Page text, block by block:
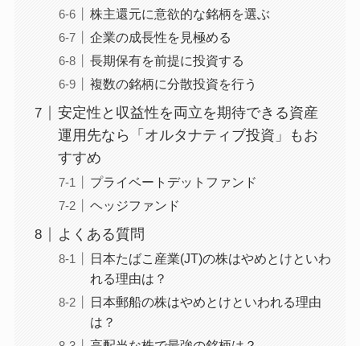
株主還元に意欲的な銘柄を選ぶ
企業の成長性を見極める
長期保有を前提に投資する
複数の銘柄に分散投資を行う
安定性と収益性を両立を期待できる資産
運用先なら「オルタナティブ投資」もお
すすめ
プライベートデットファンド
ヘッジファンド
よくある質問
日本たばこ産業(JT)の株はやめとけといわ
れる理由は？
日本郵船の株はやめとけといわれる理由
は？